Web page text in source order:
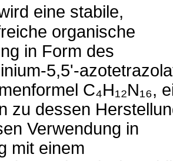
eine stabile,
organische
in Form des
5,5'-
C₄H₁₂N₁₆,
zu dessen
Verwendung in
mit einem